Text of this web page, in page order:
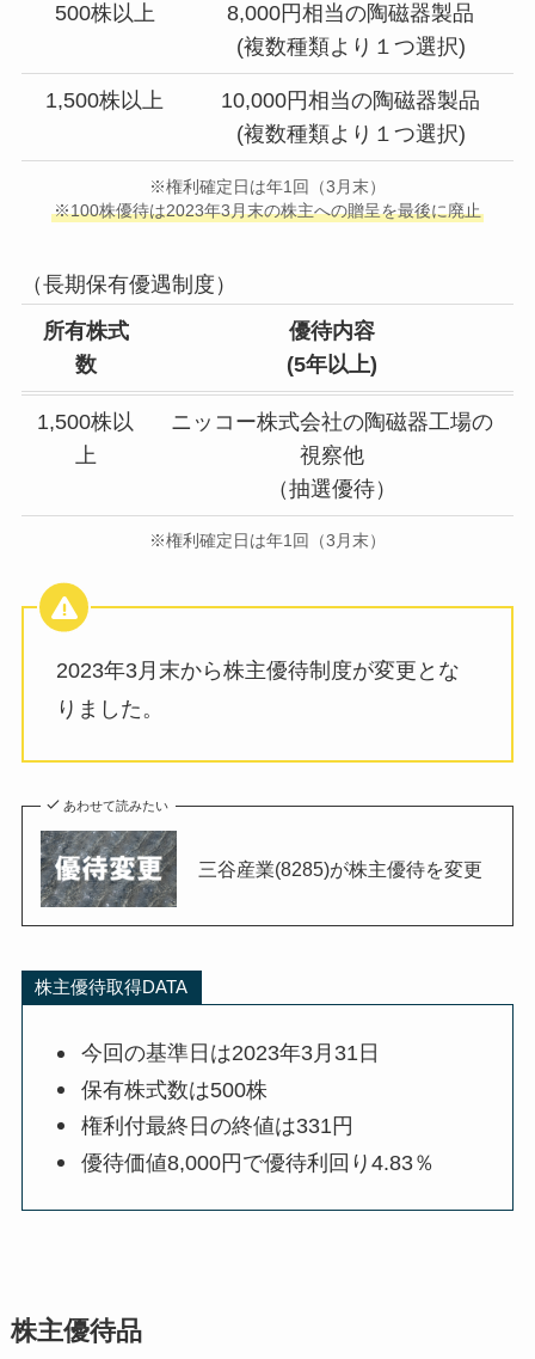
500株以上
8,000円相当の陶磁器製品
(複数種類より１つ選択)
1,500株以上
10,000円相当の陶磁器製品
(複数種類より１つ選択)
※権利確定日は年1回（3月末）
※100株優待は2023年3月末の株主への贈呈を最後に廃止
（長期保有優遇制度）
所有株式
数
優待内容
(5年以上)
1,500株以
上
ニッコー株式会社の陶磁器工場の
視察他
（抽選優待）
※権利確定日は年1回（3月末）
2023年3月末から株主優待制度が変更とな
りました。
あわせて読みたい
三谷産業(8285)が株主優待を変更
株主優待取得DATA
今回の基準日は2023年3月31日
保有株式数は500株
権利付最終日の終値は331円
優待価値8,000円で優待利回り4.83％
株主優待品